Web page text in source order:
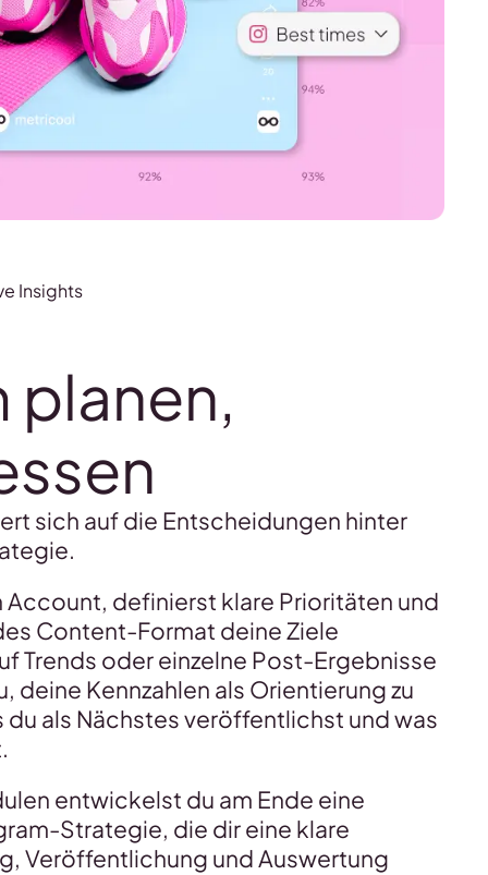
Insights
planen,
sich auf die Entscheidungen hinter
Account, definierst klare Prioritäten und
Content-Format deine Ziele
Trends oder einzelne Post-Ergebnisse
deine Kennzahlen als Orientierung zu
du als Nächstes veröffentlichst und was
entwickelst du am Ende eine
Strategie, die dir eine klare
Veröffentlichung und Auswertung